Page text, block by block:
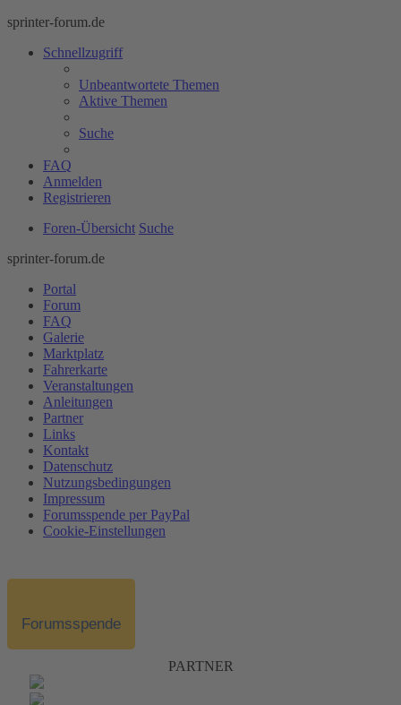
sprinter-forum.de
Schnellzugriff
Unbeantwortete Themen
Aktive Themen
Suche
FAQ
Anmelden
Registrieren
Foren-Übersicht Suche
sprinter-forum.de
Portal
Forum
FAQ
Galerie
Marktplatz
Fahrerkarte
Veranstaltungen
Anleitungen
Partner
Links
Kontakt
Datenschutz
Nutzungsbedingungen
Impressum
Forumsspende per PayPal
Cookie-Einstellungen
Forumsspende
PARTNER